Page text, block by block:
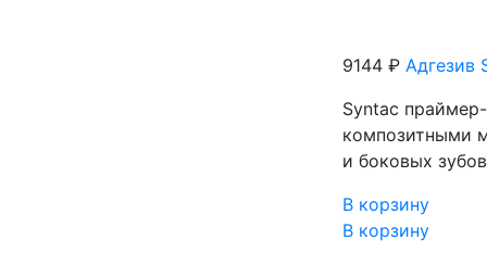
9144 ₽ Адгезив
Syntaс
композитными
и боковых
В корзину
В корзину